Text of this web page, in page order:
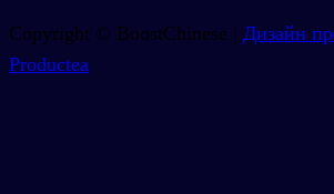
Copyright © BoostChinese | Дизайн
Productea